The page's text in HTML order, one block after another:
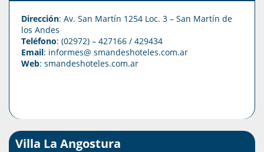
Dirección: Av. San Martín 1254 Loc. 3 – San Martín de
los Andes
Teléfono: (02972) – 427166 / 429434
Email: informes@ smandeshoteles.com.ar
Web: smandeshoteles.com.ar
Villa La Angostura